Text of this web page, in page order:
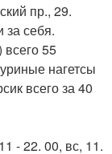
пр., 29.
за себя.
55
нагетсы
всего за 40
- 22. 00, вс, 11.